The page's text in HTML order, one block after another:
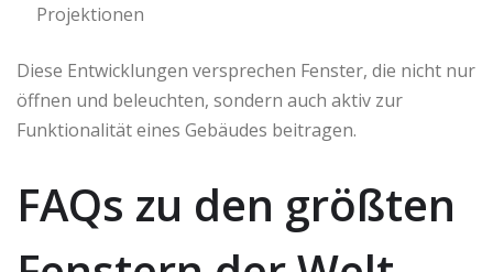
Projektionen
Diese Entwicklungen versprechen Fenster, die nicht nur
öffnen und beleuchten, sondern auch aktiv zur
Funktionalität eines Gebäudes beitragen.
FAQs zu den größten